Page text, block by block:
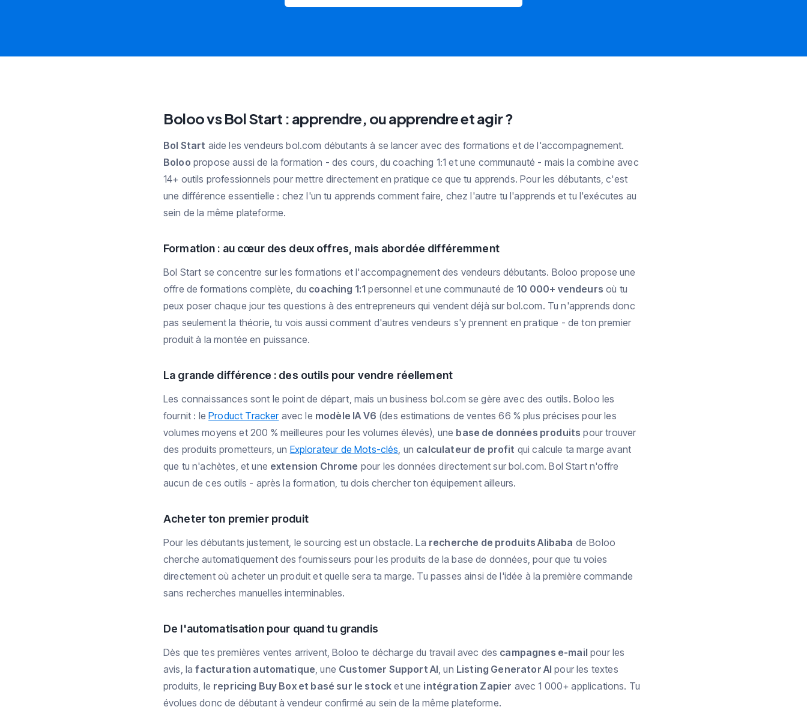
Boloo vs Bol Start : apprendre, ou apprendre et agir ?
Bol Start aide les vendeurs bol.com débutants à se lancer avec des formations et de l'accompagnement.
Boloo propose aussi de la formation - des cours, du coaching 1:1 et une communauté - mais la combine avec
14+ outils professionnels pour mettre directement en pratique ce que tu apprends. Pour les débutants, c'est
une différence essentielle : chez l'un tu apprends comment faire, chez l'autre tu l'apprends et tu l'exécutes au
sein de la même plateforme.
Formation : au cœur des deux offres, mais abordée différemment
Bol Start se concentre sur les formations et l'accompagnement des vendeurs débutants. Boloo propose une
offre de formations complète, du coaching 1:1 personnel et une communauté de 10 000+ vendeurs où tu
peux poser chaque jour tes questions à des entrepreneurs qui vendent déjà sur bol.com. Tu n'apprends donc
pas seulement la théorie, tu vois aussi comment d'autres vendeurs s'y prennent en pratique - de ton premier
produit à la montée en puissance.
La grande différence : des outils pour vendre réellement
Les connaissances sont le point de départ, mais un business bol.com se gère avec des outils. Boloo les
fournit : leProduct Trackeravec le modèle IA V6 (des estimations de ventes 66 % plus précises pour les
volumes moyens et 200 % meilleures pour les volumes élevés), une base de données produits pour trouver
des produits prometteurs, un Explorateur de Mots-clés, un calculateur de profit qui calcule ta marge avant
que tu n'achètes, et une extension Chrome pour les données directement sur bol.com. Bol Start n'offre
aucun de ces outils - après la formation, tu dois chercher ton équipement ailleurs.
Acheter ton premier produit
Pour les débutants justement, le sourcing est un obstacle. La recherche de produits Alibaba de Boloo
cherche automatiquement des fournisseurs pour les produits de la base de données, pour que tu voies
directement où acheter un produit et quelle sera ta marge. Tu passes ainsi de l'idée à la première commande
sans recherches manuelles interminables.
De l'automatisation pour quand tu grandis
Dès que tes premières ventes arrivent, Boloo te décharge du travail avec des campagnes e-mail pour les
avis, lafacturation automatique, une Customer Support AI, un Listing Generator AI pour les textes
produits, le repricing Buy Box et basé sur le stock et une intégration Zapier avec 1 000+ applications. Tu
évolues donc de débutant à vendeur confirmé au sein de la même plateforme.